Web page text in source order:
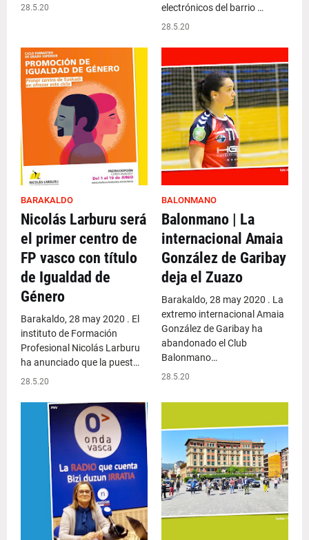
28.5.20 electrónicos del barrio …
28.5.20
BARAKALDO
Nicolás Larburu será
el primer centro de
FP vasco con título
de Igualdad de
Género
Barakaldo, 28 may 2020 . El
instituto de Formación
Profesional Nicolás Larburu
ha anunciado que la puest…
28.5.20
BALONMANO
Balonmano | La
internacional Amaia
González de Garibay
deja el Zuazo
Barakaldo, 28 may 2020 . La
extremo internacional Amaia
González de Garibay ha
abandonado el Club
Balonmano…
28.5.20